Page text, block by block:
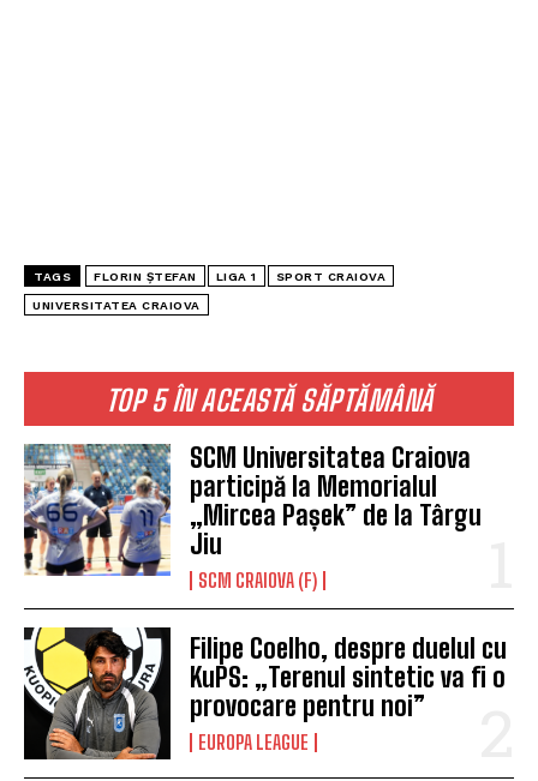
TOP 5 ÎN ACEASTĂ SĂPTĂMÂNĂ
SCM Universitatea Craiova
participă la Memorialul
„Mircea Pașek” de la Târgu
Jiu
SCM CRAIOVA (F)
Filipe Coelho, despre duelul cu
KuPS: „Terenul sintetic va fi o
provocare pentru noi”
EUROPA LEAGUE
TAGS FLORIN ȘTEFAN LIGA 1 SPORT CRAIOVA
UNIVERSITATEA CRAIOVA